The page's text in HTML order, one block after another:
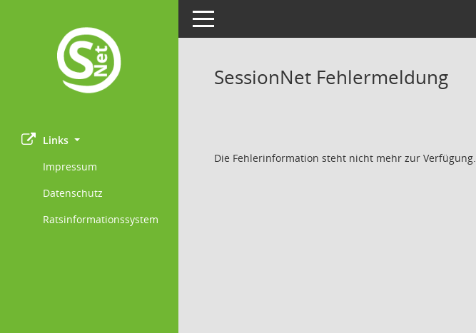
Links
Impressum
Datenschutz
Ratsinformationssystem
Toggle navigation
SessionNet Fehlermeldung
Die Fehlerinformation steht nicht mehr zur Verfügung.